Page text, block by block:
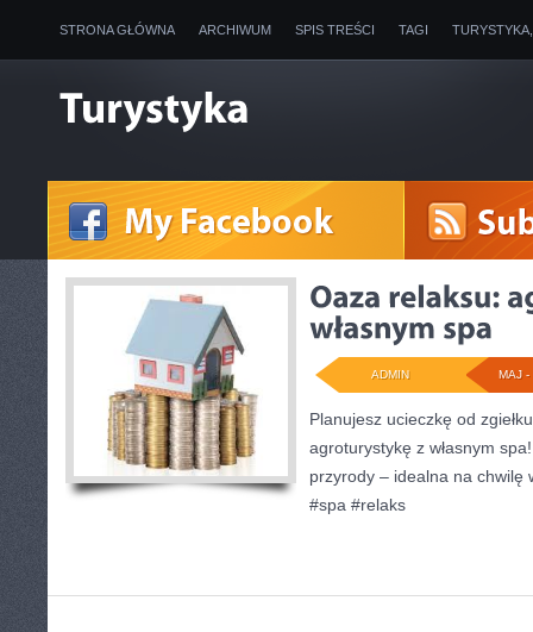
STRONA GŁÓWNA ARCHIWUM SPIS TREŚCI TAGI
MAJ -
ADMIN
Planujesz ucieczkę od
agroturystykę z własnym
przyrody – idealna na chwilę
#spa #relaks